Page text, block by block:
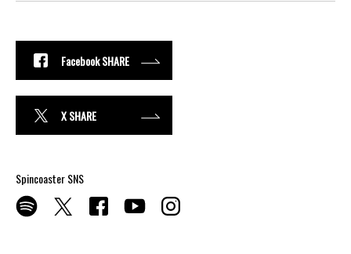
Facebook SHARE
X SHARE
Spincoaster SNS